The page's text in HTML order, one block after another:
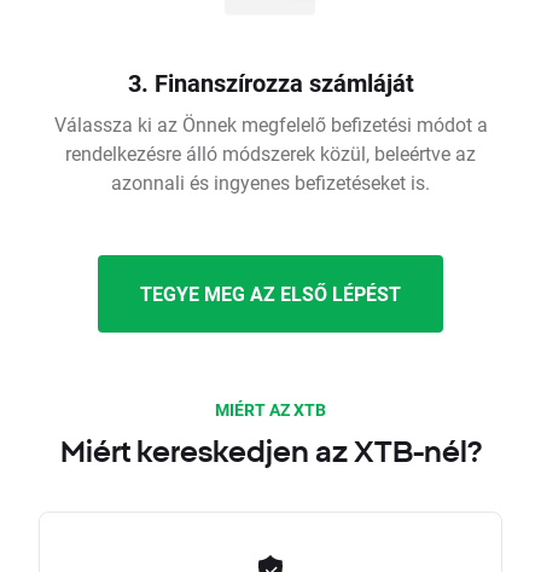
3. Finanszírozza számláját
Válassza ki az Önnek megfelelő befizetési módot a
rendelkezésre álló módszerek közül, beleértve az
azonnali és ingyenes befizetéseket is.
TEGYE MEG AZ ELSŐ LÉPÉST
MIÉRT AZ XTB
Miért kereskedjen az XTB-nél?